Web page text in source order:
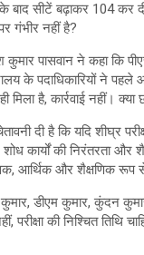
के बाद सीटें बढ़ाकर 104 कर
गंभीर नहीं है?
कुमार पासवान ने कहा कि
के पदाधिकारियों ने
है, कार्रवाई नहीं। क्या
दी है कि यदि शीघ्र
शोध कार्यों की निरंतरता
आर्थिक और शैक्षणिक रूप
डीएम कुमार, कुंदन
परीक्षा की निश्चित तिथि